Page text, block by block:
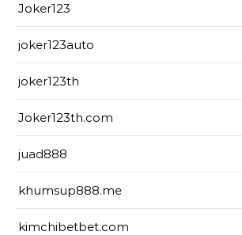
Joker123
joker123auto
joker123th
Joker123th.com
juad888
khumsup888.me
kimchibetbet.com